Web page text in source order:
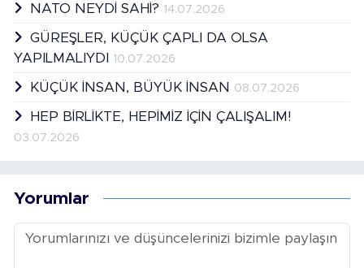
NATO NEYDİ SAHİ? 14.07.2026
GÜREŞLER, KÜÇÜK ÇAPLI DA OLSA
YAPILMALIYDI
10.07.2026
KÜÇÜK İNSAN, BÜYÜK İNSAN 08.07.2026
HEP BİRLİKTE, HEPİMİZ İÇİN ÇALIŞALIM!
03.07.2026
Yorumlar